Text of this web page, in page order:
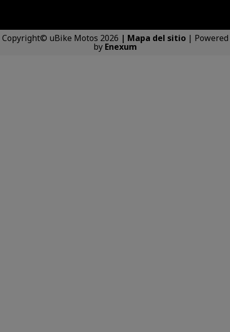
Copyright© uBike Motos 2026 | Mapa del sitio| Powered
by Enexum